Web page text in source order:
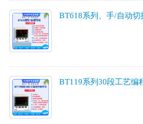
BT618系列、手/自动
BT119系列30段工艺编